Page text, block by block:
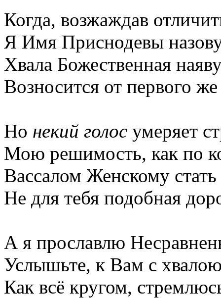
Когда, возжаждав
Я Имя Приснодевы
Хвала Божественная
Возносится от первого
Но некий голос умеряет
Мою решимость, как по
Вассалом Женскому
Не для тебя подобная
А я прославлю
Услышьте, к Вам с
Как всё кругом,